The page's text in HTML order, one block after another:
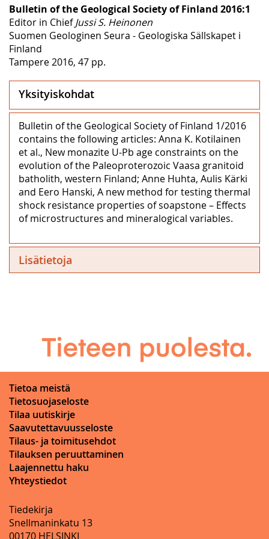
Bulletin of the Geological Society of Finland 2016:1
Editor in ChiefJussi S. Heinonen
Suomen Geologinen Seura - Geologiska Sällskapet i
Finland
Tampere 2016, 47 pp.
Yksityiskohdat
Bulletin of the Geological Society of Finland 1/2016
contains the following articles: Anna K. Kotilainen
et al., New monazite U-Pb age constraints on the
evolution of the Paleoproterozoic Vaasa granitoid
batholith, western Finland; Anne Huhta, Aulis Kärki
and Eero Hanski, A new method for testing thermal
shock resistance properties of soapstone – Effects
of microstructures and mineralogical variables.
Lisätietoja
Tietoa meistä
Tietosuojaseloste
Tilaa uutiskirje
Saavutettavuusseloste
Tilaus- ja toimitusehdot
Tilauksen peruuttaminen
Laajennettu haku
Yhteystiedot
Tiedekirja
Snellmaninkatu 13
00170 HELSINKI